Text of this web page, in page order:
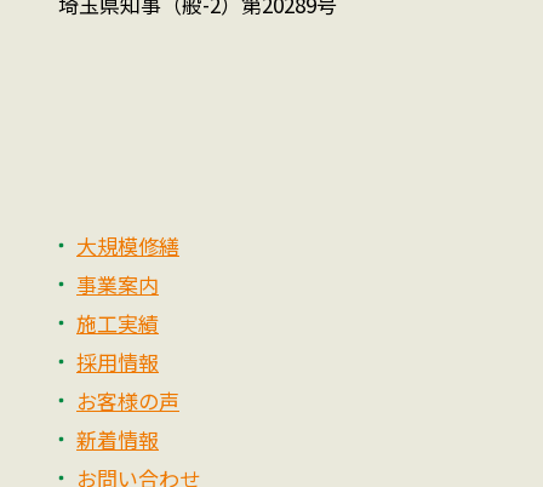
大規模修繕
事業案内
施工実績
採用情報
お客様の声
新着情報
お問い合わせ